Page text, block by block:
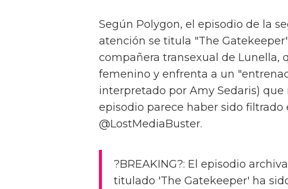
Según Polygon, el episodio de la
atención se titula "The
compañera transexual de Lunella,
femenino y enfrenta a un
interpretado por Amy Sedaris)
episodio parece haber sido
@LostMediaBuster.
?BREAKING?: El episodio
titulado 'The Gatekeeper' ha